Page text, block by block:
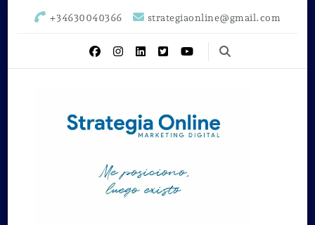
+34630040366 strategiaonline@gmail.com